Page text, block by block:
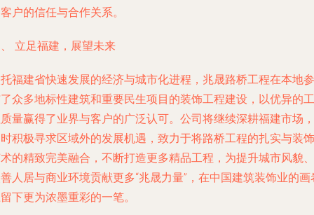
户的信任与合作关系。
立足福建，展望未来
福建省快速发展的经济与城市化进程，兆晟路桥工程在本地参
众多地标性建筑和重要民生项目的装饰工程建设，以优异的工
量赢得了业界与客户的广泛认可。公司将继续深耕福建市场，
积极寻求区域外的发展机遇，致力于将路桥工程的扎实与装饰
的精致完美融合，不断打造更多精品工程，为提升城市风貌、
人居与商业环境贡献更多“兆晟力量”，在中国建筑装饰业的画
下更为浓墨重彩的一笔。